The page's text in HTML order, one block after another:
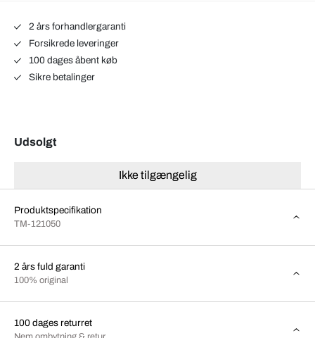
2 års forhandlergaranti
Forsikrede leveringer
100 dages åbent køb
Sikre betalinger
Udsolgt
Ikke tilgængelig
Produktspecifikation
TM-121050
2 års fuld garanti
100% original
100 dages returret